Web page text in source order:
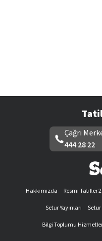
Çağrı
444 28 22
Hakkımızda Resmi Tatiller
Setur Yayınları
Bilgi Toplumu